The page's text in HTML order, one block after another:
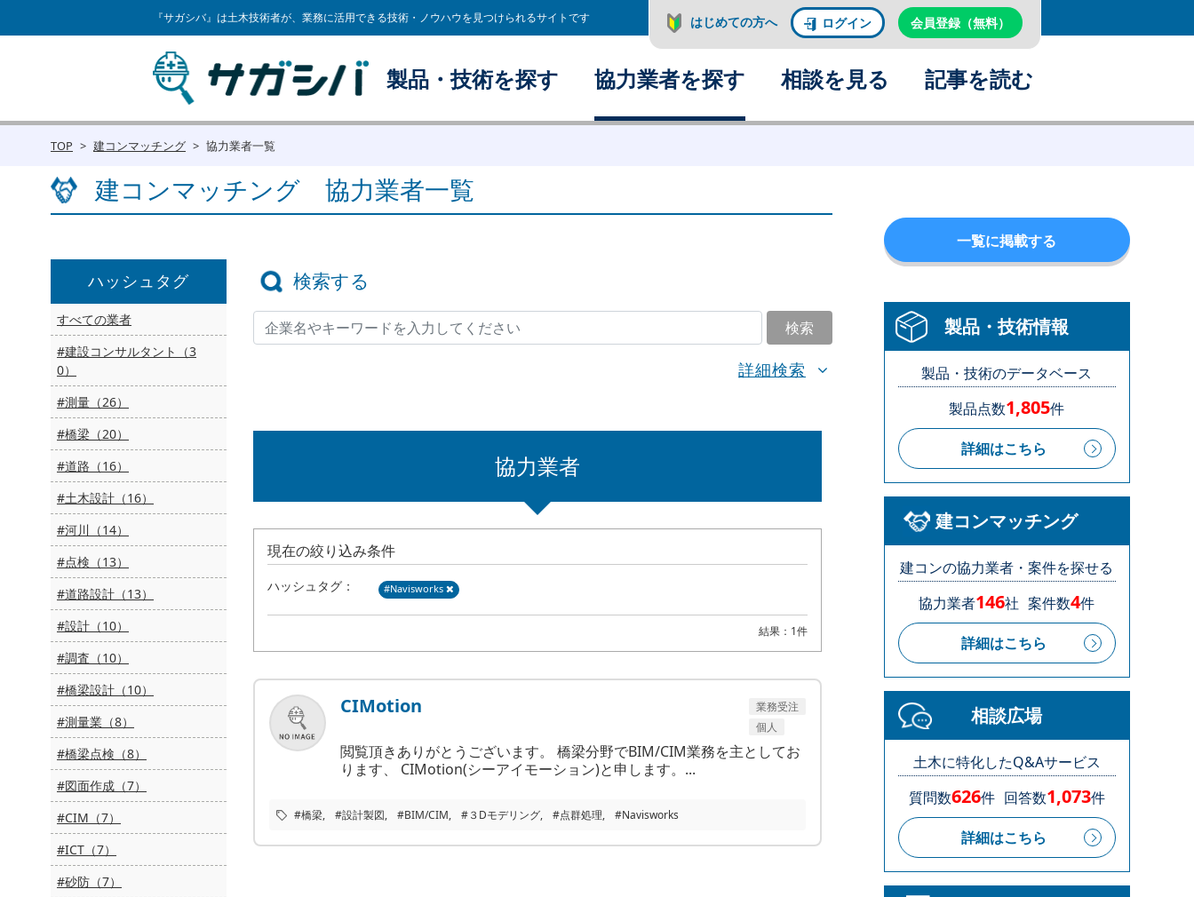
『サガシバ』は土木技術者が、業務に活用できる技術・ノウハウを見つけられるサイトです はじめての方へ ログイン 会員登録（無料）
製品・技術を探す 協力業者を探す 相談を見る 記事を読む
TOP 建コンマッチング 協力業者一覧
建コンマッチング 協力業者一覧
ハッシュタグ
すべての業者
#建設コンサルタント（3
0）
#測量（26）
#橋梁（20）
#道路（16）
#土木設計（16）
#河川（14）
#点検（13）
#道路設計（13）
#設計（10）
#調査（10）
#橋梁設計（10）
#測量業（8）
#橋梁点検（8）
#図面作成（7）
#CIM（7）
#ICT（7）
#砂防（7）
検索する
検索
詳細検索
協力業者
現在の絞り込み条件
ハッシュタグ： #Navisworks
結果：1件
CIMotion
業務受注
個人
閲覧頂きありがとうございます。 橋梁分野でBIM/CIM業務を主としてお
ります、 CIMotion(シーアイモーション)と申します。...
#橋梁 #設計製図 #BIM/CIM #３Dモデリング #点群処理 #Navisworks
一覧に掲載する
製品・技術情報
製品・技術のデータベース
製品点数1,805件
詳細はこちら
建コンマッチング
建コンの協力業者・案件を探せる
協力業者146社 案件数4件
詳細はこちら
相談広場
土木に特化したQ&Aサービス
質問数626件 回答数1,073件
詳細はこちら